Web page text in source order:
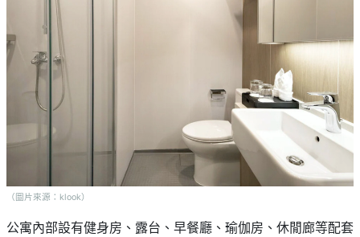
（圖片來源：klook）
公寓內部設有健身房、露台、早餐廳、瑜伽房、休閒廊等配套